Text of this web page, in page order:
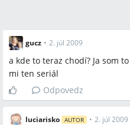
gucz • 2. júl 2009
a kde to teraz chodí? Ja som
mi ten seriál
Odpovedz
luciarisko AUTOR • 2. júl 2009